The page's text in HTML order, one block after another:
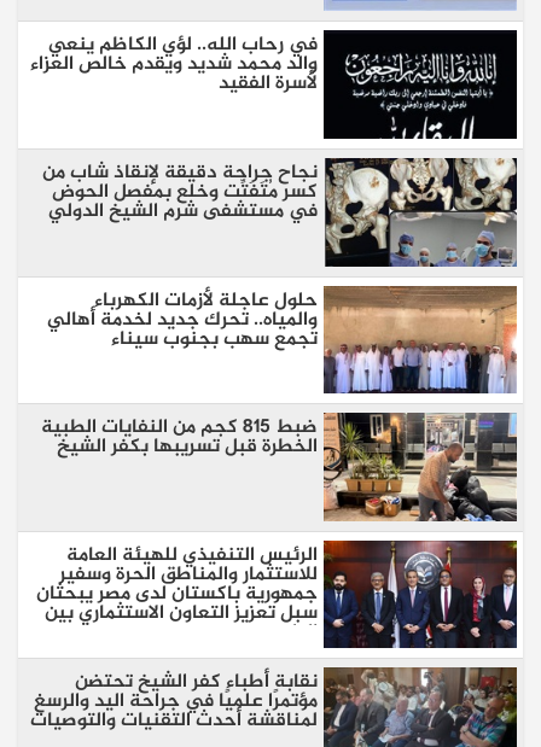
في رحاب الله.. لؤي الكاظم ينعي
والد محمد شديد ويقدم خالص العزاء
لأسرة الفقيد
نجاح جراحة دقيقة لإنقاذ شاب من
كسر مُتَفَتِّت وخلع بمفصل الحوض
في مستشفى شرم الشيخ الدولي
حلول عاجلة لأزمات الكهرباء
والمياه.. تحرك جديد لخدمة أهالي
تجمع سهب بجنوب سيناء
ضبط 815 كجم من النفايات الطبية
الخطرة قبل تسريبها بكفر الشيخ
الرئيس التنفيذي للهيئة العامة
للاستثمار والمناطق الحرة وسفير
جمهورية باكستان لدى مصر يبحثان
سبل تعزيز التعاون الاستثماري بين
البلدين
نقابة أطباء كفر الشيخ تحتضن
مؤتمرًا علميًا في جراحة اليد والرسغ
لمناقشة أحدث التقنيات والتوصيات